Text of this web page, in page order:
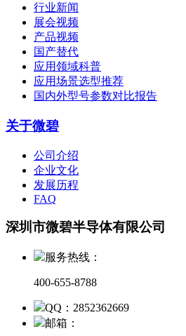
行业新闻
展会视频
产品视频
国产替代
应用领域科普
应用场景选型推荐
国内外型号参数对比报告
关于微碧
公司介绍
企业文化
发展历程
FAQ
深圳市微碧半导体有限公司
服务热线：
400-655-8788
QQ：2852362669
邮箱：